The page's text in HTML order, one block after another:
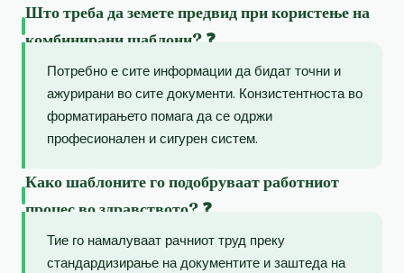
Што треба да земете предвид при користење на
комбинирани шаблони? ❓
Потребно е сите информации да бидат точни и
ажурирани во сите документи. Конзистентноста во
форматирањето помага да се одржи
професионален и сигурен систем.
Како шаблоните го подобруваат работниот
процес во здравството? ❓
Тие го намалуваат рачниот труд преку
стандардизирање на документите и заштеда на